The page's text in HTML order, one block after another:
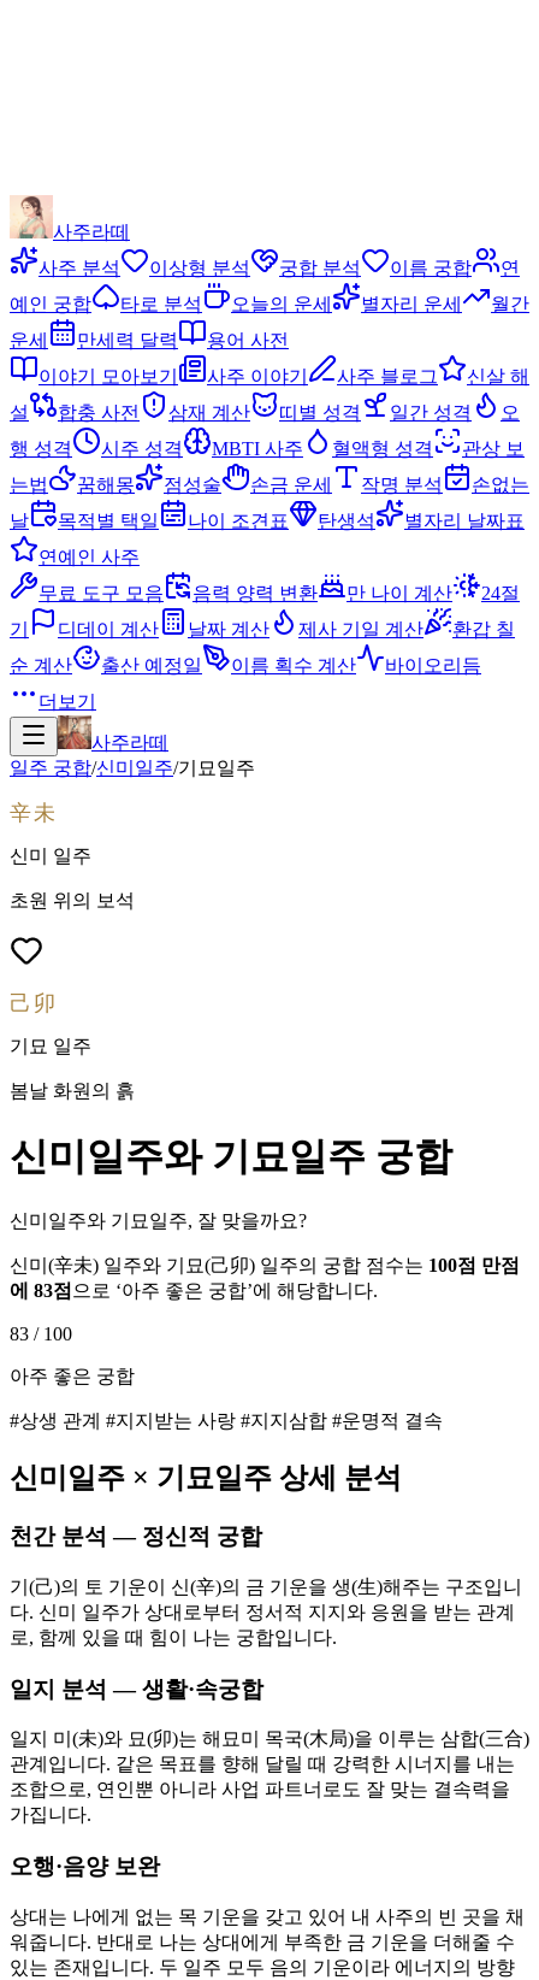
사주라떼
사주 분석
이상형 분석 궁합 분석 이름 궁합
연
예인 궁합
타로 분석 오늘의 운세 별자리 운세
월간
운세
만세력 달력
용어 사전
이야기 모아보기
사주 이야기 사주 블로그
신살 해
설
합충 사전 삼재 계산 띠별 성격 일간 성격
오
행 성격
시주 성격 MBTI 사주 혈액형 성격
관상 보
는법
꿈해몽 점성술 손금 운세 작명 분석
손없는
날
목적별 택일 나이 조견표 탄생석
별자리 날짜표
연예인 사주
무료 도구 모음
음력 양력 변환 만 나이 계산
24절
기
디데이 계산 날짜 계산 제사 기일 계산
환갑 칠
순 계산
출산 예정일 이름 획수 계산
바이오리듬
더보기
사주라떼
일주 궁합/신미 일주/기묘 일주
辛未
신미 일주
초원 위의 보석
己卯
기묘 일주
봄날 화원의 흙
신미일주와 기묘일주 궁합
신미일주와 기묘일주, 잘 맞을까요?
신미 (辛未) 일주와 기묘(己卯) 일주의 궁합 점수는 100점 만점
에 83점 으로 ‘아주 좋은 궁합’에 해당합니다.
83 / 100
아주 좋은 궁합
#상생 관계 #지지받는 사랑 #지지삼합 #운명적 결속
신미 일주 × 기묘일주 상세 분석
천간 분석 — 정신적 궁합
기(己)의 토 기운이 신(辛)의 금 기운을 생(生)해주는 구조입니
다. 신미 일주가 상대로부터 정서적 지지와 응원을 받는 관계
로, 함께 있을 때 힘이 나는 궁합입니다.
일지 분석 — 생활·속궁합
일지 미(未)와 묘(卯)는 해묘미 목국(木局)을 이루는 삼합(三合)
관계입니다. 같은 목표를 향해 달릴 때 강력한 시너지를 내는
조합으로, 연인뿐 아니라 사업 파트너로도 잘 맞는 결속력을
가집니다.
오행·음양 보완
상대는 나에게 없는 목 기운을 갖고 있어 내 사주의 빈 곳을 채
워줍니다. 반대로 나는 상대에게 부족한 금 기운을 더해줄 수
있는 존재입니다. 두 일주 모두 음의 기운이라 에너지의 방향